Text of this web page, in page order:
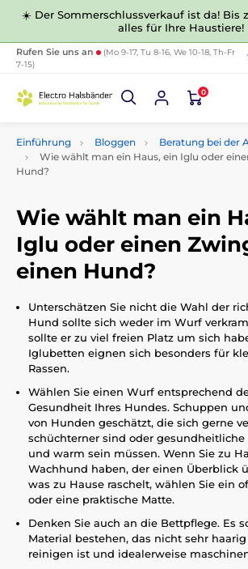
☀️ Der Sommerschlussverkauf ist da! Bis
alles für Ihre Haustiere!
Rufen Sie uns an
(Mo 9-17, Tu 8-16, We 10-18, Th-Fr
7-15)
0
Einführung Bloggen
Beratung bei der
Wie wählt man ein Haus, ein Iglu oder
Hund?
Wie wählt man ein
Iglu oder einen
einen Hund?
Unterschätzen Sie nicht die Wahl der
Hund sollte sich weder im Wurf
sollte er zu viel freien Platz um sich
Iglubetten eignen sich besonders für
Rassen.
Wählen Sie einen Wurf entsprechend
Gesundheit Ihres Hundes. Schuppen
von Hunden geschätzt, die sich gerne
schüchterner sind oder gesundheitliche
und warm sein müssen. Wenn Sie zu
Wachhund haben, der einen Überblick
was zu Hause raschelt, wählen Sie ein
oder eine praktische Matte.
Denken Sie auch an die Bettpflege. Es
Material bestehen, das nicht sehr
reinigen ist und idealerweise